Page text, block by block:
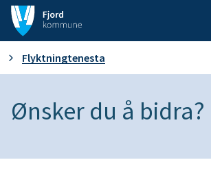
F
j
o
r
D
r
Flyktningtenesta
Ønsker du å bidra?